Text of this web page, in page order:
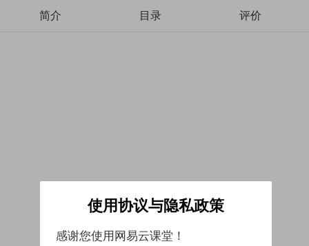
简介 目录 评价
使用协议与隐私政策
感谢您使用网易云课堂！